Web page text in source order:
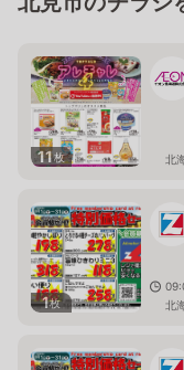
11枚 北
1枚
北